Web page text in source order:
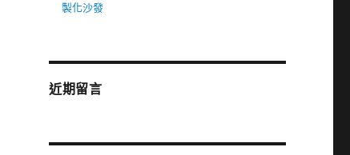
製化沙發
近期留言